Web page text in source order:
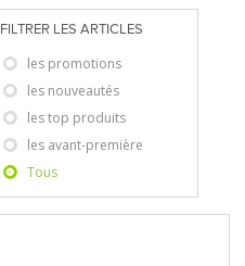
FILTRER LES ARTICLES
les promotions
les nouveautés
les top produits
les avant-première
Tous